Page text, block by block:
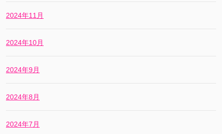
2024年11月
2024年10月
2024年9月
2024年8月
2024年7月